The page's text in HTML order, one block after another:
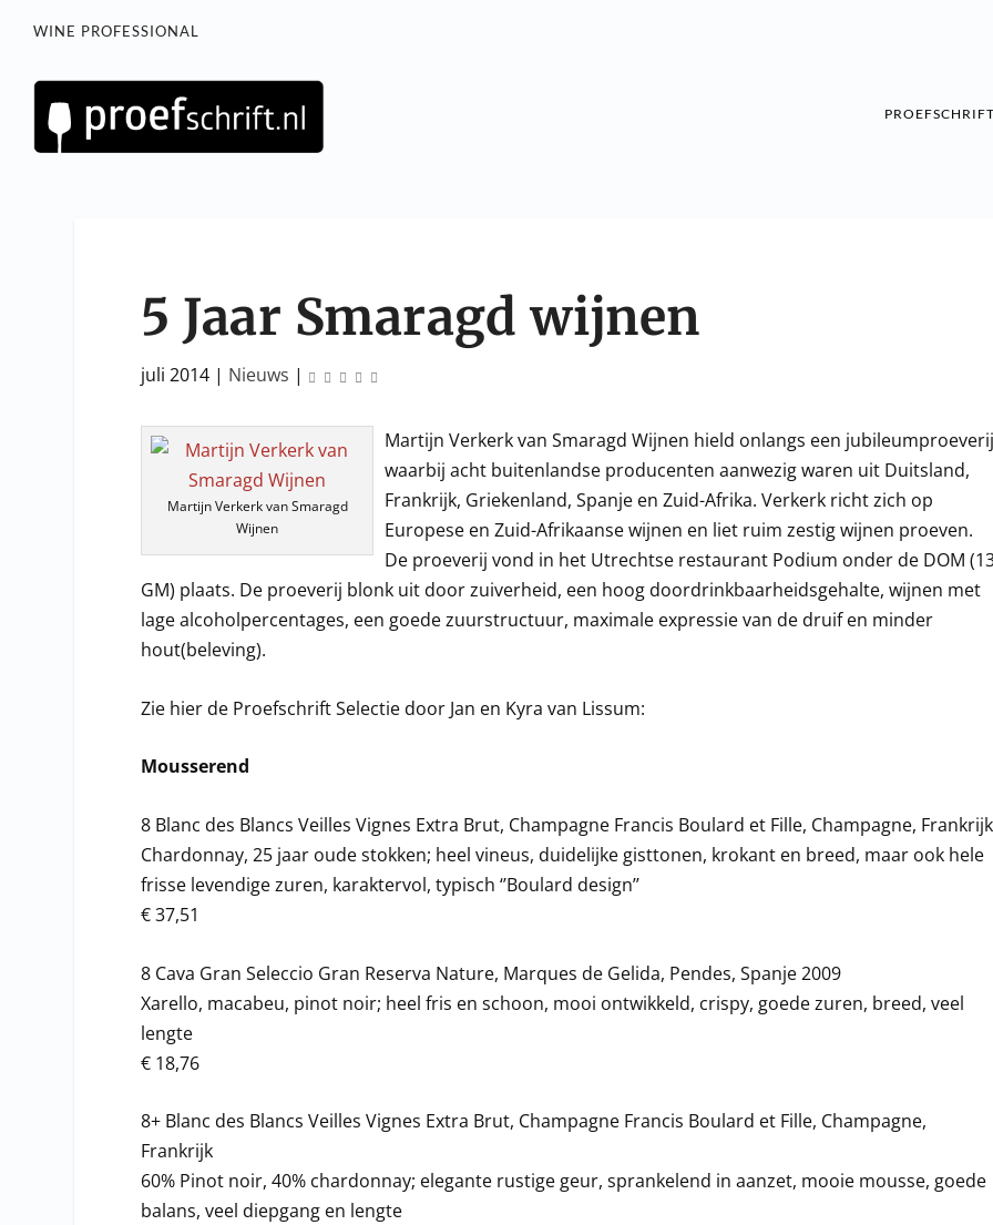
WINE PROFESSIONAL
5 Jaar Smaragd wijnen
juli 2014 | Nieuws |
Martijn Verkerk van Smaragd
Wijnen
Martijn Verkerk van Smaragd Wijnen hield onlangs een
waarbij acht buitenlandse producenten aanwezig waren uit Duitsland,
Frankrijk, Griekenland, Spanje en Zuid-Afrika. Verkerk richt zich op
Europese en Zuid-Afrikaanse wijnen en liet ruim zestig wijnen proeven.
De proeverij vond in het Utrechtse restaurant Podium onder de DOM
GM) plaats. De proeverij blonk uit door zuiverheid, een hoog doordrinkbaarheidsgehalte, wijnen met
lage alcoholpercentages, een goede zuurstructuur, maximale expressie van de druif en minder
hout(beleving).
Zie hier de Proefschrift Selectie door Jan en Kyra van Lissum:
Mousserend
8 Blanc des Blancs Veilles Vignes Extra Brut, Champagne Francis Boulard et Fille, Champagne, Frankrijk
Chardonnay, 25 jaar oude stokken; heel vineus, duidelijke gisttonen, krokant en breed, maar ook hele
frisse levendige zuren, karaktervol, typisch ‘’Boulard design’’
€ 37,51
8 Cava Gran Seleccio Gran Reserva Nature, Marques de Gelida, Pendes, Spanje 2009
Xarello, macabeu, pinot noir; heel fris en schoon, mooi ontwikkeld, crispy, goede zuren, breed, veel
lengte
€ 18,76
8+ Blanc des Blancs Veilles Vignes Extra Brut, Champagne Francis Boulard et Fille, Champagne,
Frankrijk
60% Pinot noir, 40% chardonnay; elegante rustige geur, sprankelend in aanzet, mooie mousse, goede
balans, veel diepgang en lengte